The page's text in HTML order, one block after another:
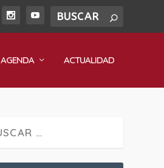
AGENDA ACTUALIDAD